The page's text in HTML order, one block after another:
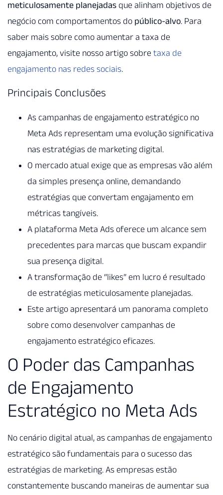
meticulosamente planejadas que alinham objetivos de
negócio com comportamentos do público-alvo. Para
saber mais sobre como aumentar a taxa de
engajamento, visite nosso artigo sobre taxa de
engajamento nas redes sociais.
Principais Conclusões
As campanhas de engajamento estratégico no
Meta Ads representam uma evolução significativa
nas estratégias de marketing digital.
O mercado atual exige que as empresas vão além
da simples presença online, demandando
estratégias que convertam engajamento em
métricas tangíveis.
A plataforma Meta Ads oferece um alcance sem
precedentes para marcas que buscam expandir
sua presença digital.
A transformação de “likes” em lucro é resultado
de estratégias meticulosamente planejadas.
Este artigo apresentará um panorama completo
sobre como desenvolver campanhas de
engajamento estratégico eficazes.
O Poder das Campanhas
de Engajamento
Estratégico no Meta Ads
No cenário digital atual, as campanhas de engajamento
estratégico são fundamentais para o sucesso das
estratégias de marketing. As empresas estão
constantemente buscando maneiras de aumentar sua